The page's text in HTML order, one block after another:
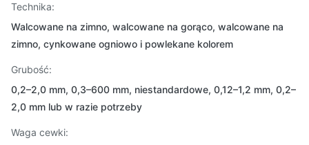
Technika:
Walcowane na zimno, walcowane na gorąco, walcowane na
zimno, cynkowane ogniowo i powlekane kolorem
Grubość:
0,2–2,0 mm, 0,3–600 mm, niestandardowe, 0,12–1,2 mm, 0,2–
2,0 mm lub w razie potrzeby
Waga cewki: